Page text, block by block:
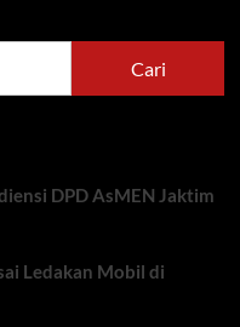
Cari
DPD AsMEN Jaktim
Ledakan Mobil di